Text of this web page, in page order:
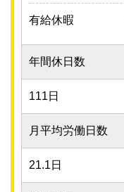
有給休暇
年間休日数
111日
月平均労働日数
21.1日